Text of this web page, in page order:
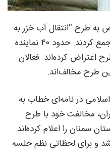
به طرح “انتقال آب خزر به
سمنان” در جایگاه هیأت رئیسه تجمع کردند. حدود ۴۰ نماینده
اعتراض کرده‌اند. فعالان
طرح مخالف‌اند.
اسلامی در نامه‌ای خطاب به
مخالفت خود با طرح
سمنان را اعلام کرده‌اند.
و برای لحظاتی نظم جلسه